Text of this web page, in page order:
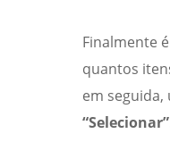
Finalmente
quantos
em seguida,
“Selecionar”